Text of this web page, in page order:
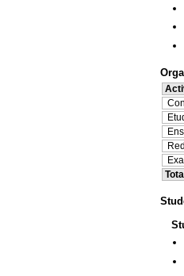
Total